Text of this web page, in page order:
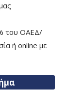
του ΟΑΕΔ/
ή online με